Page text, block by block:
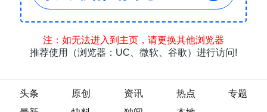
头条 原创 资讯 热点
专题